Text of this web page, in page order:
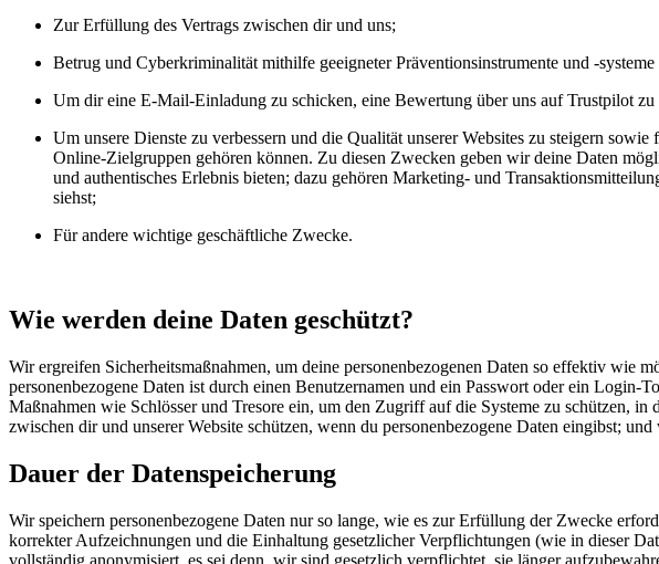
Zur Erfüllung des Vertrags zwischen dir und uns;
Betrug und Cyberkriminalität mithilfe geeigneter Präventionsinstrumente und -
Um dir eine E-Mail-Einladung zu schicken, eine Bewertung über uns auf Trustpilot zu
Um unsere Dienste zu verbessern und die Qualität unserer Websites zu steigern
Online-Zielgruppen gehören können. Zu diesen Zwecken geben wir deine Daten
und authentisches Erlebnis bieten; dazu gehören Marketing- und
siehst;
Für andere wichtige geschäftliche Zwecke.
Wie werden deine Daten geschützt?
Wir ergreifen Sicherheitsmaßnahmen, um deine personenbezogenen Daten so effektiv wie
personenbezogene Daten ist durch einen Benutzernamen und ein Passwort oder ein Login-
Maßnahmen wie Schlösser und Tresore ein, um den Zugriff auf die Systeme zu schützen,
zwischen dir und unserer Website schützen, wenn du personenbezogene Daten eingibst;
Dauer der Datenspeicherung
Wir speichern personenbezogene Daten nur so lange, wie es zur Erfüllung der Zwecke
korrekter Aufzeichnungen und die Einhaltung gesetzlicher Verpflichtungen (wie in dieser
vollständig anonymisiert, es sei denn, wir sind gesetzlich verpflichtet, sie länger